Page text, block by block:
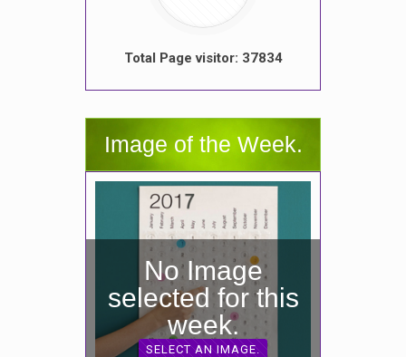
Total Page visitor: 37834
Image of the Week.
No Image
selected for this
week.
SELECT AN IMAGE.